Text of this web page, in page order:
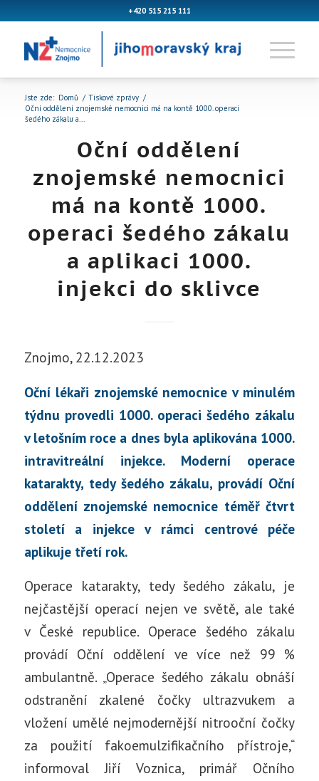
+420 515 215 111
Jste zde: Domů / Tiskové zprávy /
Oční oddělení znojemské nemocnici má na kontě 1000. operaci
šedého zákalu a...
Oční oddělení
znojemské nemocnici
má na kontě 1000.
operaci šedého zákalu
a aplikaci 1000.
injekci do sklivce
Znojmo, 22.12.2023
Oční lékaři znojemské nemocnice v minulém
týdnu provedli 1000. operaci šedého zákalu
v letošním roce a dnes byla aplikována 1000.
intravitreální injekce. Moderní operace
katarakty, tedy šedého zákalu, provádí Oční
oddělení znojemské nemocnice téměř čtvrt
století a injekce v rámci centrové péče
aplikuje třetí rok.
Operace katarakty, tedy šedého zákalu, je
nejčastější operací nejen ve světě, ale také
v České republice. Operace šedého zákalu
provádí Oční oddělení ve více než 99 %
ambulantně. „Operace šedého zákalu obnáší
odstranění zkalené čočky ultrazvukem a
vložení umělé nejmodernější nitrooční čočky
za použití fakoemulzifikačního přístroje,“
informoval Jiří Voznica, primář Očního